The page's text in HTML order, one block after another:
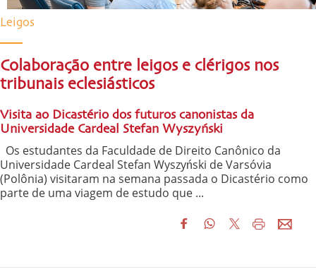
Leigos
Colaboração entre leigos e clérigos nos
tribunais eclesiásticos
Visita ao Dicastério dos futuros canonistas da
Universidade Cardeal Stefan Wyszyński
Os estudantes da Faculdade de Direito Canônico da
Universidade Cardeal Stefan Wyszyński de Varsóvia
(Polônia) visitaram na semana passada o Dicastério como
parte de uma viagem de estudo que ...